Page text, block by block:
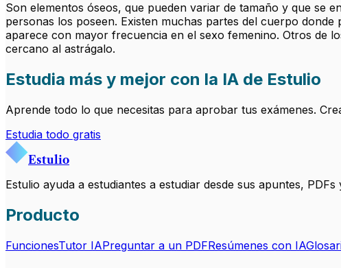
Son elementos óseos, que pueden variar de tamaño y que se
personas los poseen. Existen muchas partes del cuerpo
aparece con mayor frecuencia en el sexo femenino. Otros de
cercano al astrágalo.
Estudia más y mejor con la IA de Estulio
Aprende todo lo que necesitas para aprobar tus exámenes.
Estudia todo gratis
Estulio
Estulio ayuda a estudiantes a estudiar desde sus apuntes,
Producto
FuncionesTutor IAPreguntar a un PDFResúmenes con IA